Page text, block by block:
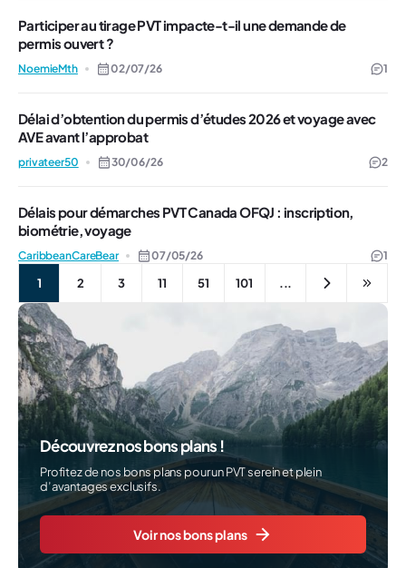
Participer au tirage PVT impacte-t-il une demande de
permis ouvert ?
NoemieMth 02/07/26 1
Délai d’obtention du permis d’études 2026 et voyage avec
AVE avant l’approbat
privateer50 30/06/26 2
Délais pour démarches PVT Canada OFQJ : inscription,
biométrie, voyage
CaribbeanCareBear 07/05/26 1
1 2 3 11 51 101 ...
Découvrez nos bons plans !
Profitez de nos bons plans pour un PVT serein et plein
d’avantages exclusifs.
Voir nos bons plans